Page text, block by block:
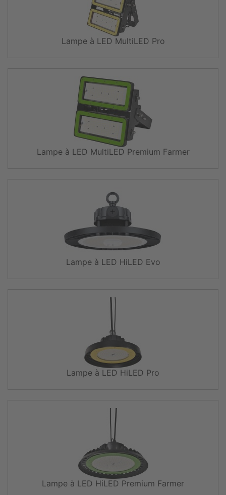
Lampe à LED MultiLED Pro
Lampe à LED MultiLED Premium Farmer
Lampe à LED HiLED Evo
Lampe à LED HiLED Pro
Lampe à LED HiLED Premium Farmer